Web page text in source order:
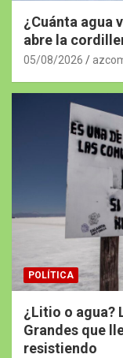
¿Cuánta agua
abre la
05/08/2026
POLÍTICA
¿Litio o agua?
Grandes que
resistiendo